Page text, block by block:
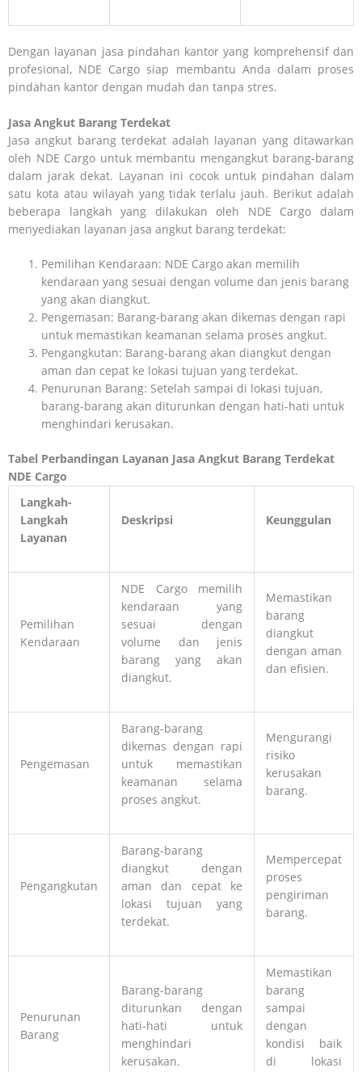
Dengan layanan jasa pindahan kantor yang komprehensif dan
profesional, NDE Cargo siap membantu Anda dalam proses
pindahan kantor dengan mudah dan tanpa stres.
Jasa Angkut Barang Terdekat
Jasa angkut barang terdekat adalah layanan yang ditawarkan
oleh NDE Cargo untuk membantu mengangkut barang-barang
dalam jarak dekat. Layanan ini cocok untuk pindahan dalam
satu kota atau wilayah yang tidak terlalu jauh. Berikut adalah
beberapa langkah yang dilakukan oleh NDE Cargo dalam
menyediakan layanan jasa angkut barang terdekat:
Pemilihan Kendaraan: NDE Cargo akan memilih
kendaraan yang sesuai dengan volume dan jenis barang
yang akan diangkut.
Pengemasan: Barang-barang akan dikemas dengan rapi
untuk memastikan keamanan selama proses angkut.
Pengangkutan: Barang-barang akan diangkut dengan
aman dan cepat ke lokasi tujuan yang terdekat.
Penurunan Barang: Setelah sampai di lokasi tujuan,
barang-barang akan diturunkan dengan hati-hati untuk
menghindari kerusakan.
Tabel Perbandingan Layanan Jasa Angkut Barang Terdekat
NDE Cargo
Langkah-
Langkah
Layanan
Deskripsi Keunggulan
Pemilihan
Kendaraan
NDE Cargo memilih
kendaraan yang
sesuai dengan
volume dan jenis
barang yang akan
diangkut.
Memastikan
barang
diangkut
dengan aman
dan efisien.
Pengemasan
Barang-barang
dikemas dengan rapi
untuk memastikan
keamanan selama
proses angkut.
Mengurangi
risiko
kerusakan
barang.
Pengangkutan
Barang-barang
diangkut dengan
aman dan cepat ke
lokasi tujuan yang
terdekat.
Mempercepat
proses
pengiriman
barang.
Penurunan
Barang
Barang-barang
diturunkan dengan
hati-hati untuk
menghindari
kerusakan.
Memastikan
barang
sampai
dengan
kondisi baik
di lokasi